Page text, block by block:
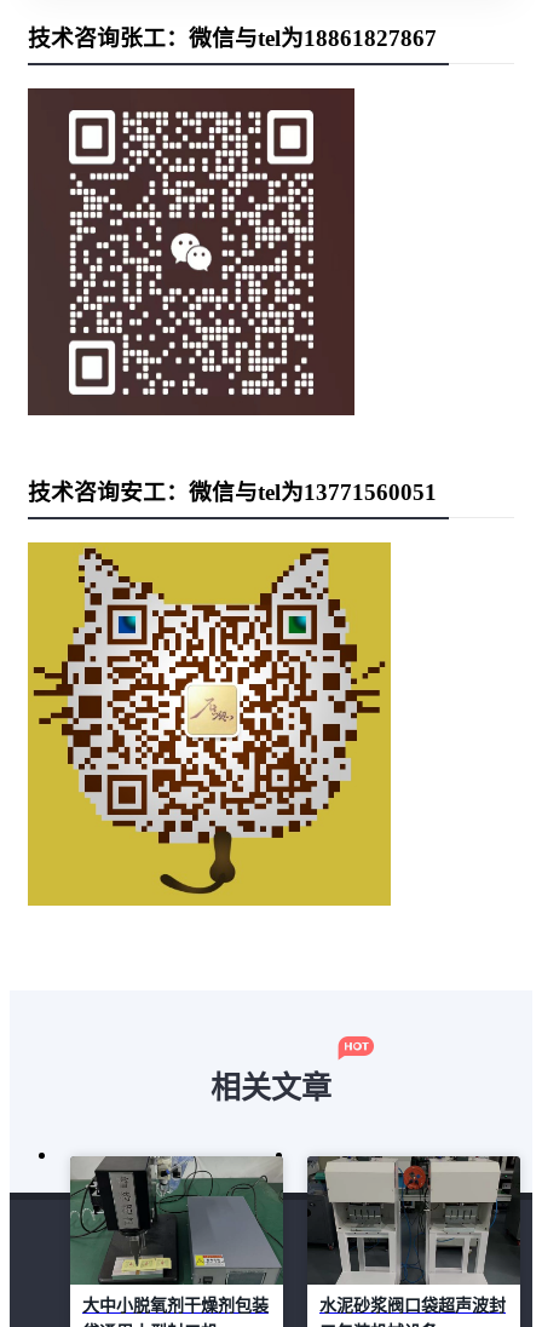
技术咨询张工：微信与tel为18861827867
技术咨询安工：微信与tel为13771560051
相关文章
大中小脱氧剂干燥剂包装
水泥砂浆阀口袋超声波封